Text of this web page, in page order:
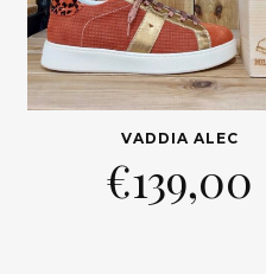
VADDIA ALEC
€139,00